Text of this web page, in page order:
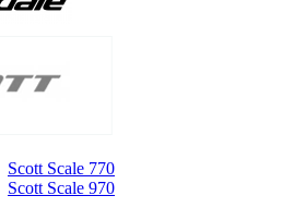
Scott Scale 770
Scott Scale 970